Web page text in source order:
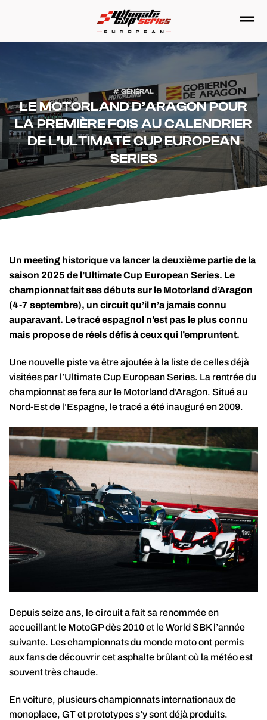
GÉNÉRAL
LE MOTORLAND D’ARAGON POUR
LA PREMIÈRE FOIS AU CALENDRIER
DE L’ULTIMATE CUP EUROPEAN
SERIES
Un meeting historique va lancer la deuxième partie de la
saison 2025 de l’Ultimate Cup European Series. Le
championnat fait ses débuts sur le Motorland d’Aragon
(4-7 septembre), un circuit qu’il n’a jamais connu
auparavant. Le tracé espagnol n’est pas le plus connu
mais propose de réels défis à ceux qui l’empruntent.
Une nouvelle piste va être ajoutée à la liste de celles déjà
visitées par l’Ultimate Cup European Series. La rentrée du
championnat se fera sur le Motorland d’Aragon. Situé au
Nord-Est de l’Espagne, le tracé a été inauguré en 2009.
Depuis seize ans, le circuit a fait sa renommée en
accueillant le MotoGP dès 2010 et le World SBK l’année
suivante. Les championnats du monde moto ont permis
aux fans de découvrir cet asphalte brûlant où la météo est
souvent très chaude.
En voiture, plusieurs championnats internationaux de
monoplace, GT et prototypes s’y sont déjà produits.